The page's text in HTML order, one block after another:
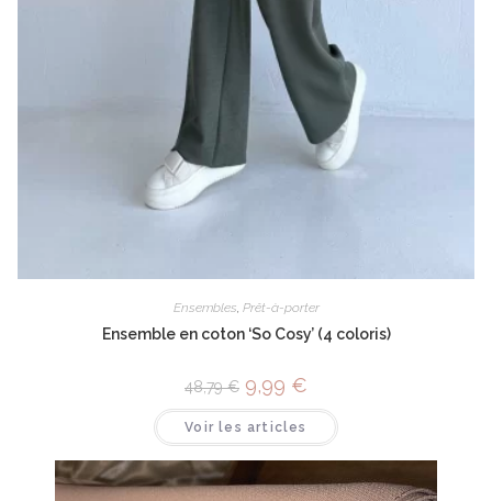
Ensembles, Prêt-à-porter
Ensemble en coton ‘So Cosy’ (4 coloris)
48,79€ 9,99 €
Voir les articles